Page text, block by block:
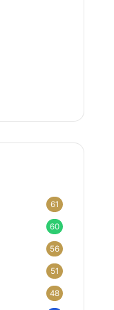
61
60
56
51
48